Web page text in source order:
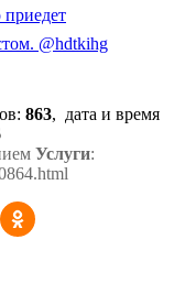
приедет
@hdtkihg
: 863, дата и время
Услуги: